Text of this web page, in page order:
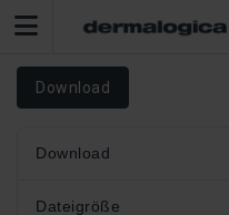
Download
Download
Dateigröße